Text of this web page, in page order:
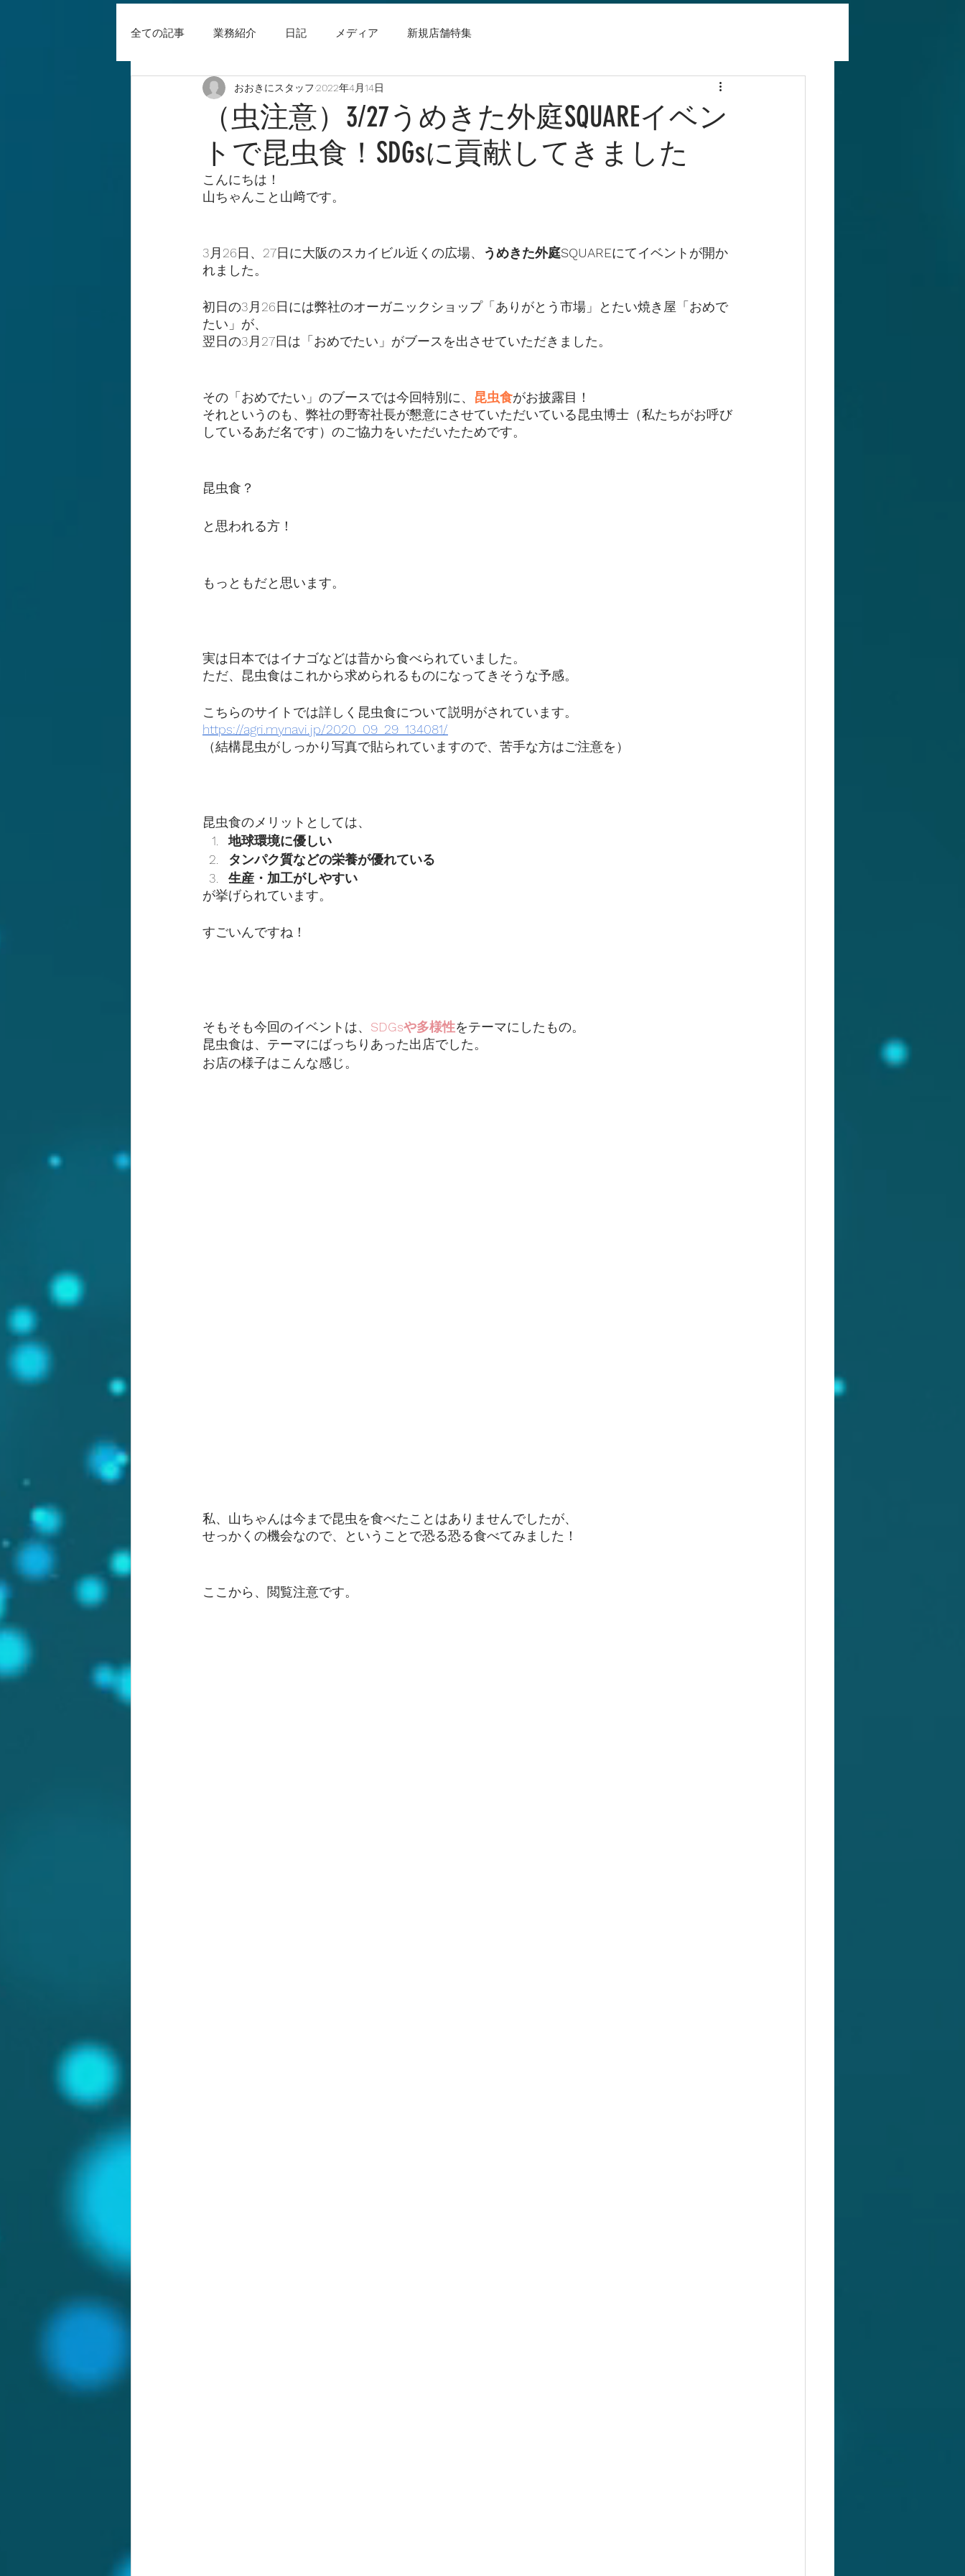
全ての記事 業務紹介 日記 メディア 新規店舗特集
（虫注意）3/27うめきた外庭SQUAREイベン
トで昆虫食！SDGsに貢献してきました
おおきにスタッフ2022年4月14日
こんにちは！
山ちゃんこと山﨑です。
3月26日、27日に大阪のスカイビル近くの広場、 うめきた外庭SQUAREにてイベントが開か
れました。
初日の3月26日には弊社のオーガニックショップ「ありがとう市場」とたい焼き屋「おめで
たい」が、
翌日の3月27日は「おめでたい」がブースを出させていただきました。
その「おめでたい」のブースでは今回特別に、 昆虫食がお披露目！
それというのも、弊社の野寄社長が懇意にさせていただいている昆虫博士（私たちがお呼び
しているあだ名です）のご協力をいただいたためです。
昆虫食？
と思われる方！
もっともだと思います。
実は日本ではイナゴなどは昔から食べられていました。
ただ、昆虫食はこれから求められるものになってきそうな予感。
こちらのサイトでは詳しく昆虫食について説明がされています。
https://agri.mynavi.jp/2020_09_29_134081/
（結構昆虫がしっかり写真で貼られていますので、苦手な方はご注意を）
昆虫食のメリットとしては、
地球環境に優しい
タンパク質などの栄養が優れている
生産・加工がしやすい
が挙げられています。
すごいんですね！
そもそも今回のイベントは、 SDGsや多様性をテーマにしたもの。
昆虫食は、テーマにばっちりあった出店でした。
お店の様子はこんな感じ。
私、山ちゃんは今まで昆虫を食べたことはありませんでしたが、
せっかくの機会なので、ということで恐る恐る食べてみました！
ここから、閲覧注意です。